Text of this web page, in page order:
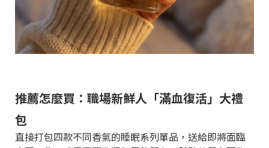
推薦怎麼買：職場新鮮人「滿血復活」大禮
包
直接打包四款不同香氣的睡眠系列單品，送給即將面臨